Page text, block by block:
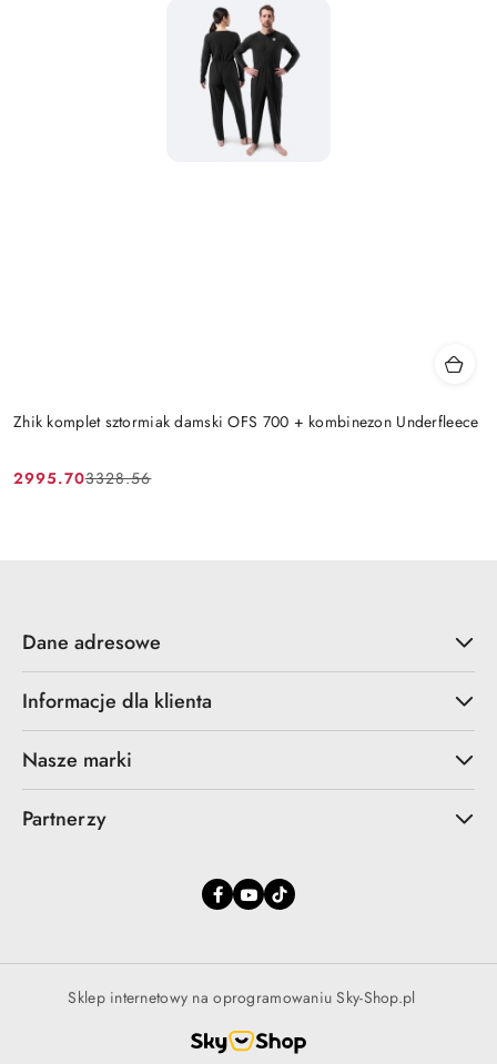
Zhik komplet sztormiak damski OFS 700 + kombinezon Underfleece
Cena
2995.70
Cena
3328.56
Dane adresowe
Informacje dla klienta
Nasze marki
Partnerzy
Sklep internetowy na oprogramowaniu Sky-Shop.pl